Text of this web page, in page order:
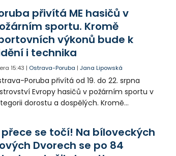
Případem už se zabývá policie, která
psa hledá.
přivítá ME hasičů v
sportu. Kromě
výkonů bude k
i technika
15:43 | Ostrava-Poruba |Jana Lipowská
Poruba přivítá od 19. do 22. srpna
Evropy hasičů v požárním sportu v
dorostu a dospělých. Kromě
přece se točí! Na bíloveckých
Dvorech se po 84